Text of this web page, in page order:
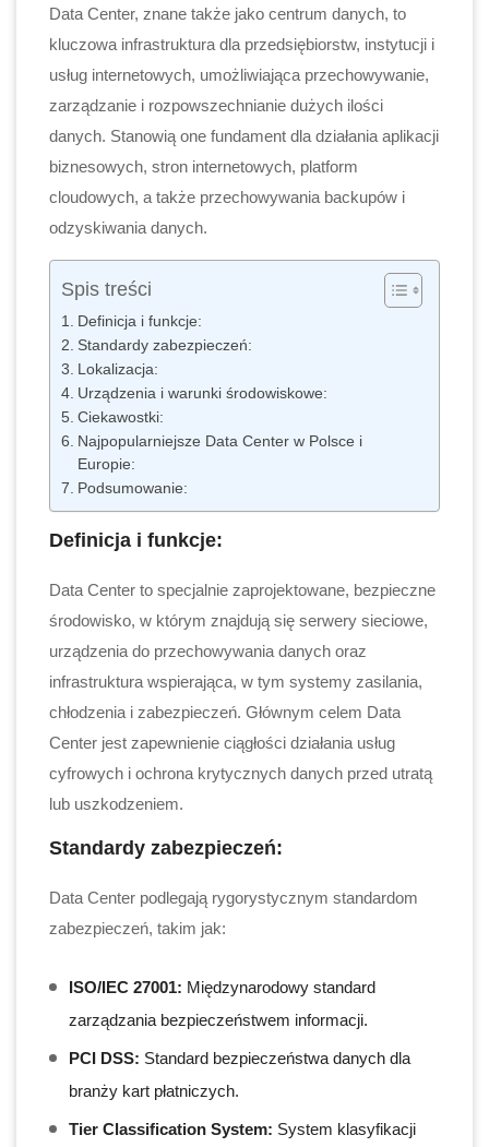
Data Center, znane także jako centrum danych, to
kluczowa infrastruktura dla przedsiębiorstw, instytucji i
usług internetowych, umożliwiająca przechowywanie,
zarządzanie i rozpowszechnianie dużych ilości
danych. Stanowią one fundament dla działania aplikacji
biznesowych, stron internetowych, platform
cloudowych, a także przechowywania backupów i
odzyskiwania danych.
Spis treści
Definicja i funkcje:
Standardy zabezpieczeń:
Lokalizacja:
Urządzenia i warunki środowiskowe:
Ciekawostki:
Najpopularniejsze Data Center w Polsce i
Europie:
Podsumowanie:
Definicja i funkcje:
Data Center to specjalnie zaprojektowane, bezpieczne
środowisko, w którym znajdują się serwery sieciowe,
urządzenia do przechowywania danych oraz
infrastruktura wspierająca, w tym systemy zasilania,
chłodzenia i zabezpieczeń. Głównym celem Data
Center jest zapewnienie ciągłości działania usług
cyfrowych i ochrona krytycznych danych przed utratą
lub uszkodzeniem.
Standardy zabezpieczeń:
Data Center podlegają rygorystycznym standardom
zabezpieczeń, takim jak:
ISO/IEC 27001: Międzynarodowy standard
zarządzania bezpieczeństwem informacji.
PCI DSS: Standard bezpieczeństwa danych dla
branży kart płatniczych.
Tier Classification System: System klasyfikacji